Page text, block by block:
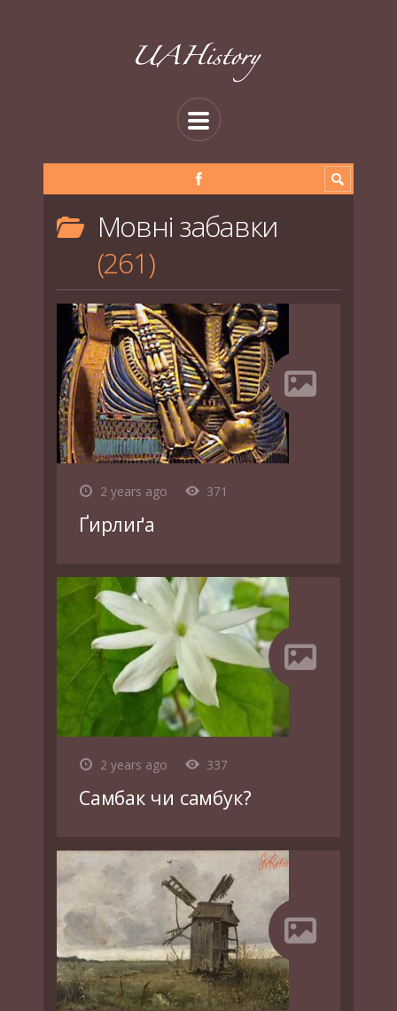
Мовні забавки
261
2 years ago 371
Ґирлиґа
2 years ago 337
Самбак чи самбук?